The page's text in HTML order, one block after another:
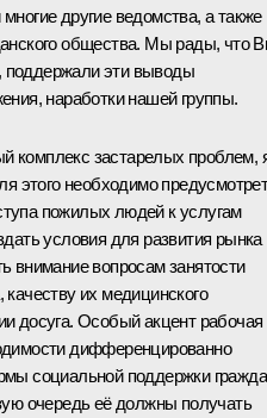
другие ведомства, а также
общества. Мы рады, что
эти выводы
наработки нашей группы.
комплекс застарелых проблем,
этого необходимо
пожилых людей к услугам
условия для развития рынка
внимание вопросам занятости
их медицинского
досуга. Особый акцент рабочая
дифференцированно
социальной поддержки
очередь её должны получать